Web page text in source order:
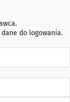
dane do logowania.